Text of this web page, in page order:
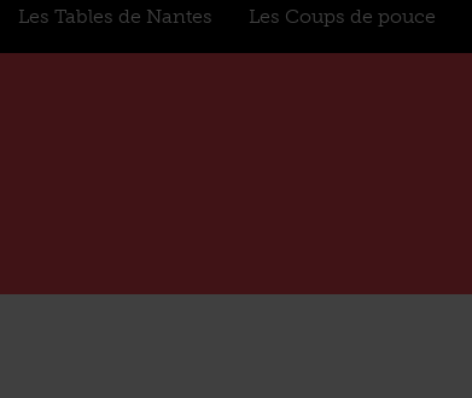
Les Tables de Nantes Les Coups de pouce